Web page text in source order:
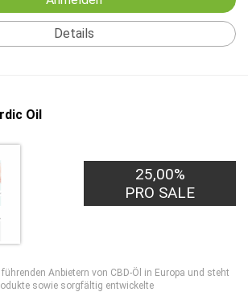
Details
Oil
25,00%
PRO SALE
Anbietern von CBD-Öl in Europa und steht
sowie sorgfältig entwickelte